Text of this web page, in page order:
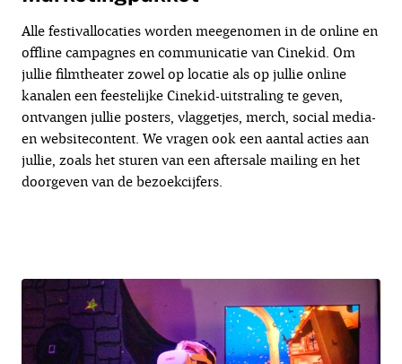
Alle festivallocaties worden meegenomen in de online en
offline campagnes en communicatie van Cinekid. Om
jullie filmtheater zowel op locatie als op jullie online
kanalen een feestelijke Cinekid-uitstraling te geven,
ontvangen jullie posters, vlaggetjes, merch, social media-
en websitecontent. We vragen ook een aantal acties aan
jullie, zoals het sturen van een aftersale mailing en het
doorgeven van de bezoekcijfers.